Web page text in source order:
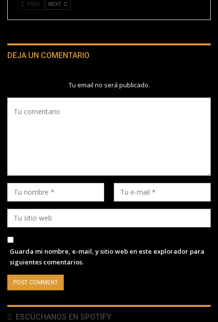
PREV NEXT
DEJA UN COMENTARIO
Tu email no será publicado.
Guarda mi nombre, e-mail, y sitio web en este explorador para
siguientes comentarios.
ESCÚCHANOS EN SPOTIFY